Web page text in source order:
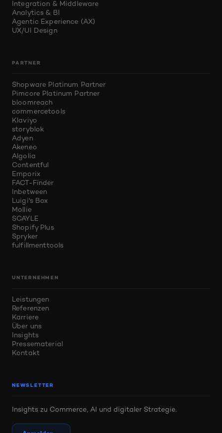
Integration & Middleware
Analytics & BI
Agentic Experience (AX)
UX/UI Design
PARTNER
Shopware Platinum Partner
Pimcore Platinum Partner
bloomreach
commercetools
Klaviyo
storyblok
Adyen
Akeneo
Algolia
Contentful
Emporix
FACT-Finder
Inbetween
Luigi's Box
Mollie
SCAYLE
Shopify Plus
Spryker
fulfillmenttools
UNTERNEHMEN
Leistungen
Referenzen
Karriere
Über uns
Insights
Pressematerial
Kontakt
NEWSLETTER
Insights zu Commerce, AI und digitaler Strategie.